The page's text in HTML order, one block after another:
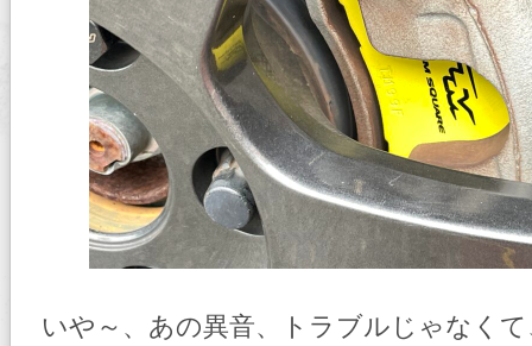
いや～、あの異音、トラブルじゃなく